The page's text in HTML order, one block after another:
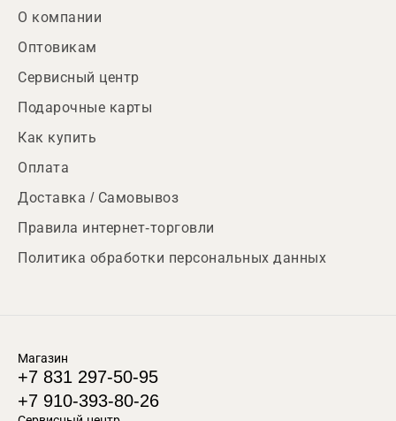
О компании
Оптовикам
Сервисный центр
Подарочные карты
Как купить
Оплата
Доставка / Самовывоз
Правила интернет-торговли
Политика обработки персональных данных
Магазин
+7 831 297-50-95
+7 910-393-80-26